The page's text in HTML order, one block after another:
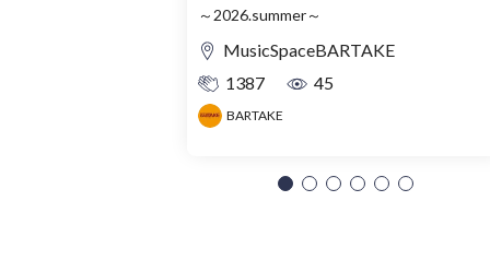
～2026.summer～
MusicSpaceBARTAKE
1387
45
BARTAKE